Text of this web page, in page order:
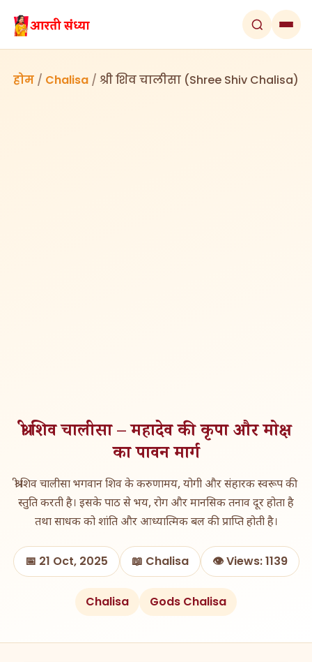
होम / Chalisa / श्री शिव चालीसा (Shree Shiv Chalisa)
श्री शिव चालीसा – महादेव की कृपा और मोक्ष
का पावन मार्ग
श्री शिव चालीसा भगवान शिव के करुणामय, योगी और संहारक स्वरूप की
स्तुति करती है। इसके पाठ से भय, रोग और मानसिक तनाव दूर होता है
तथा साधक को शांति और आध्यात्मिक बल की प्राप्ति होती है।
📅 21 Oct, 2025 📖 Chalisa 👁️ Views: 1139
Chalisa Gods Chalisa